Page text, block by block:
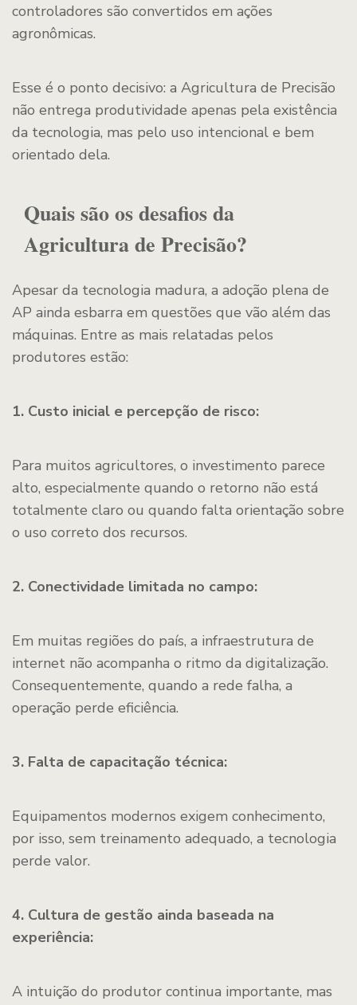
controladores são convertidos em ações
agronômicas.
Esse é o ponto decisivo: a Agricultura de Precisão
não entrega produtividade apenas pela existência
da tecnologia, mas pelo uso intencional e bem
orientado dela.
Quais são os desafios da
Agricultura de Precisão?
Apesar da tecnologia madura, a adoção plena de
AP ainda esbarra em questões que vão além das
máquinas. Entre as mais relatadas pelos
produtores estão:
1. Custo inicial e percepção de risco:
Para muitos agricultores, o investimento parece
alto, especialmente quando o retorno não está
totalmente claro ou quando falta orientação sobre
o uso correto dos recursos.
2. Conectividade limitada no campo:
Em muitas regiões do país, a infraestrutura de
internet não acompanha o ritmo da digitalização.
Consequentemente, quando a rede falha, a
operação perde eficiência.
3. Falta de capacitação técnica:
Equipamentos modernos exigem conhecimento,
por isso, sem treinamento adequado, a tecnologia
perde valor.
4. Cultura de gestão ainda baseada na
experiência:
A intuição do produtor continua importante, mas